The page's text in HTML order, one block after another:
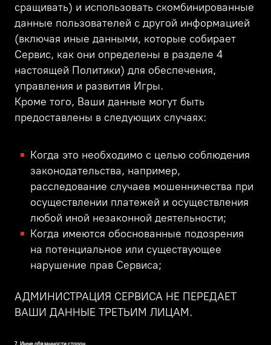
сращивать) и использовать скомбинированные
данные пользователей с другой информацией
(включая иные данными, которые собирает
Сервис, как они определены в разделе 4
настоящей Политики) для обеспечения,
управления и развития Игры.
Кроме того, Ваши данные могут быть
предоставлены в следующих случаях:
Когда это необходимо с целью соблюдения
законодательства, например,
расследование случаев мошенничества при
осуществлении платежей и осуществления
любой иной незаконной деятельности;
Когда имеются обоснованные подозрения
на потенциальное или существующее
нарушение прав Сервиса;
АДМИНИСТРАЦИЯ СЕРВИСА НЕ ПЕРЕДАЕТ
ВАШИ ДАННЫЕ ТРЕТЬИМ ЛИЦАМ.
7. Иные обязанности сторон.